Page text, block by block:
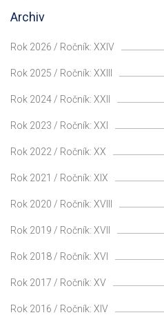
Archiv
Rok 2026 / Ročník: XXIV
Rok 2025 / Ročník: XXIII
Rok 2024 / Ročník: XXII
Rok 2023 / Ročník: XXI
Rok 2022 / Ročník: XX
Rok 2021 / Ročník: XIX
Rok 2020 / Ročník: XVIII
Rok 2019 / Ročník: XVII
Rok 2018 / Ročník: XVI
Rok 2017 / Ročník: XV
Rok 2016 / Ročník: XIV